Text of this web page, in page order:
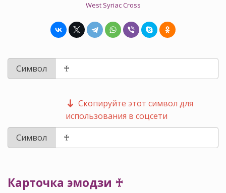
West Syriac Cross
Символ
Скопируйте этот символ для
использования в соцсети
Символ
Карточка эмодзи ♰